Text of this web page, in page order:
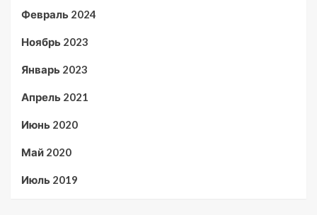
Февраль 2024
Ноябрь 2023
Январь 2023
Апрель 2021
Июнь 2020
Май 2020
Июль 2019